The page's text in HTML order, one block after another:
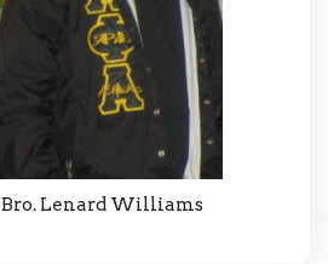
Bro. Lenard Williams